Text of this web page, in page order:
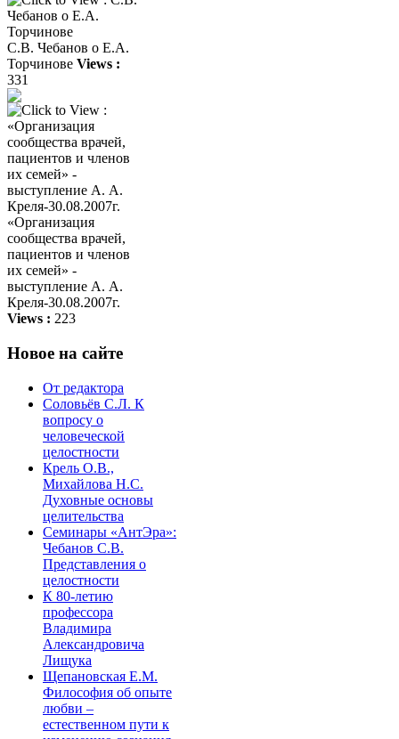
С.В. Чебанов о Е.А.
Торчинове Views :
331
«Организация
сообщества врачей,
пациентов и членов
их семей» -
выступление А. А.
Креля-30.08.2007г.
Views : 223
Новое на сайте
От редактора
Соловьёв С.Л. К
вопросу о
человеческой
целостности
Крель О.В.,
Михайлова Н.С.
Духовные основы
целительства
Семинары «АнтЭра»:
Чебанов С.В.
Представления о
целостности
К 80-летию
профессора
Владимира
Александровича
Лищука
Щепановская Е.М.
Философия об опыте
любви –
естественном пути к